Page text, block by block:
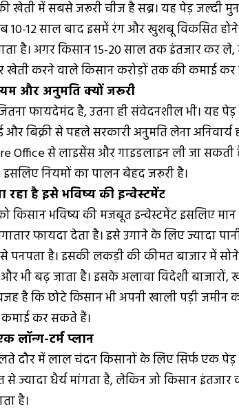
खेती में सबसे जरूरी चीज है सब्र। यह पेड़ जल्दी
10-12 साल बाद इसमें रंग और खुशबू विकसित
है। अगर किसान 15-20 साल तक इंतजार कर
खेती करने वाले किसान करोड़ों तक की कमाई
और अनुमति क्यों जरूरी
फायदेमंद है, उतना ही संवेदनशील भी। यह
बिक्री से पहले सरकारी अनुमति लेना
Office से लाइसेंस और गाइडलाइन ली जा सकती
नियमों का पालन बेहद जरूरी है।
रहा है इसे भविष्य की इन्वेस्टमेंट
किसान भविष्य की मजबूत इन्वेस्टमेंट इसलिए
फायदा देता है। इसे उगाने के लिए ज्यादा
पनपता है। इसकी लकड़ी की कीमत बाजार में
भी बढ़ जाता है। इसके अलावा विदेशी बाजारों,
है कि छोटे किसान भी अपनी खाली पड़ी
कमाई कर सकते हैं।
लॉन्ग-टर्म प्लान
दौर में लाल चंदन किसानों के लिए सिर्फ एक पेड़
से ज्यादा धैर्य मांगता है, लेकिन जो किसान
है।